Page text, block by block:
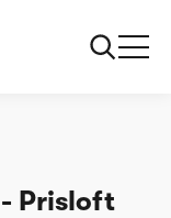
Prisloft